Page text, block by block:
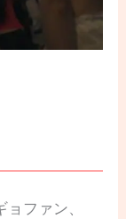
ファン、